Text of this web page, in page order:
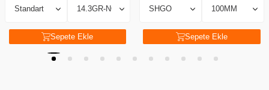
Sepete Ekle Sepete Ekle